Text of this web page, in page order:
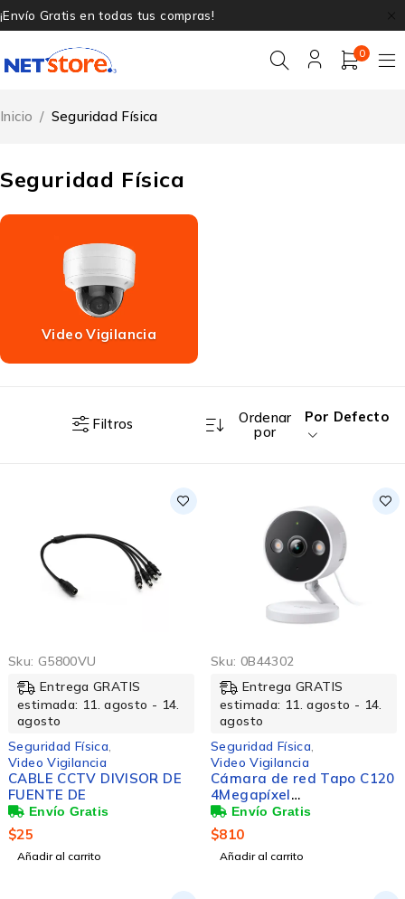
¡Envío Gratis en todas tus compras!
0
Seguridad Física
Inicio / Seguridad Física
Video Vigilancia
Filtros
Ordenar
por
Por Defecto
Sku: G5800VU
Entrega GRATIS
estimada: 11. agosto - 14.
agosto
Seguridad Física
Video Vigilancia
CABLE CCTV DIVISOR DE
FUENTE DE
$25
Añadir al carrito
Sku: 0B44302
Entrega GRATIS
estimada: 11. agosto - 14.
agosto
Seguridad Física
Video Vigilancia
Cámara de red Tapo C120
4Megapíxel
Interior/Exterior 2K - Color
- 9.14m Infrarrojo/color
Visión Nocturna - H.264 -
2560 x 1440 - 3.17mm Fijo
$810
Añadir al carrito